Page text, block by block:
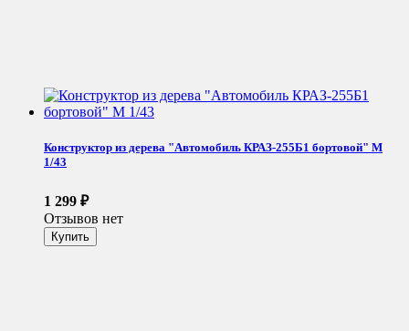
Конструктор из дерева "Автомобиль КРАЗ-255Б1 бортовой" М
1/43
1 299 ₽
Отзывов нет